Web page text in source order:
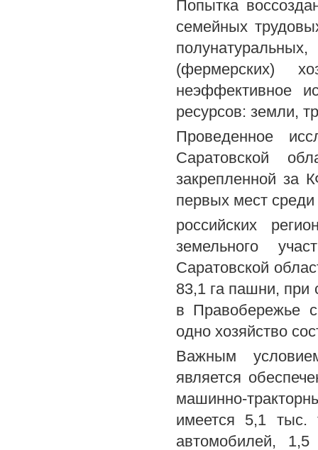
Попытка
семейных
(фермерских)
неэффективное
ресурсов: земли,
Проведенное
Саратовской
закрепленной за
первых мест среди
российских
земельного
Саратовской
83,1 га пашни, при
в Правобережье
одно хозяйство
Важным
является
машинно-
имеется 5,1 тыс.
автомобилей,